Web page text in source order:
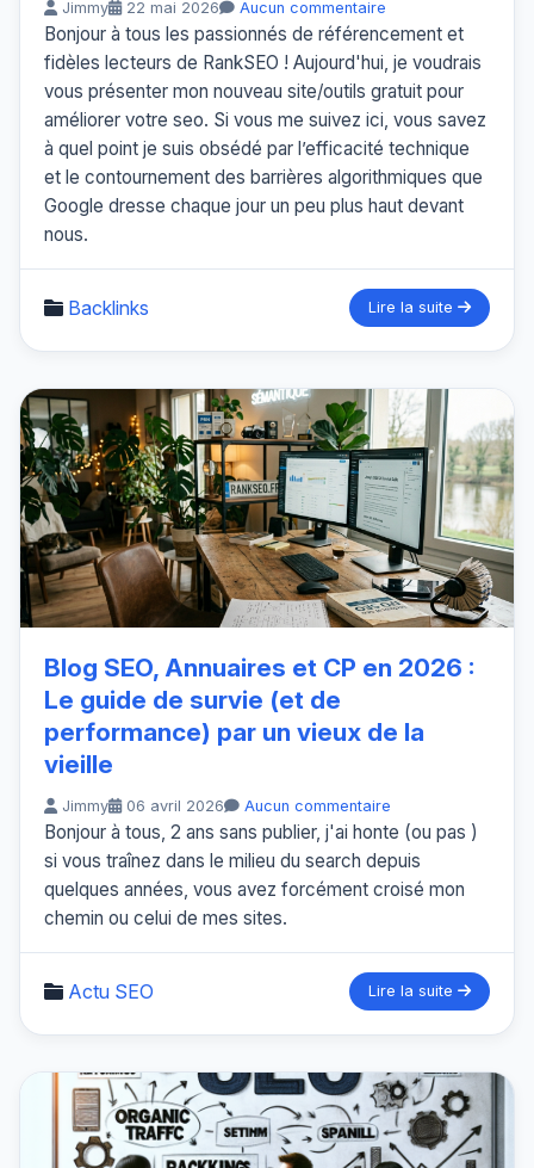
Jimmy 22 mai 2026 Aucun commentaire
Bonjour à tous les passionnés de référencement et
fidèles lecteurs de RankSEO ! Aujourd'hui, je voudrais
vous présenter mon nouveau site/outils gratuit pour
améliorer votre seo. Si vous me suivez ici, vous savez
à quel point je suis obsédé par l’efficacité technique
et le contournement des barrières algorithmiques que
Google dresse chaque jour un peu plus haut devant
nous.
Backlinks Lire la suite
Blog SEO, Annuaires et CP en 2026 :
Le guide de survie (et de
performance) par un vieux de la
vieille
Jimmy 06 avril 2026 Aucun commentaire
Bonjour à tous, 2 ans sans publier, j'ai honte (ou pas )
si vous traînez dans le milieu du search depuis
quelques années, vous avez forcément croisé mon
chemin ou celui de mes sites.
Actu SEO Lire la suite